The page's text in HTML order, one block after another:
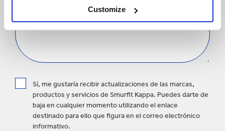
Customize
Sí, me gustaría recibir actualizaciones de las marcas,
productos y servicios de Smurfit Kappa. Puedes darte de
baja en cualquier momento utilizando el enlace
destinado para ello que figura en el correo electrónico
informativo.